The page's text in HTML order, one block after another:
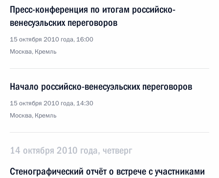
Пресс-конференция по итогам российско-
венесуэльских переговоров
15 октября 2010 года, 16:00
Москва, Кремль
Начало российско-венесуэльских переговоров
15 октября 2010 года, 14:30
Москва, Кремль
14 октября 2010 года, четверг
Стенографический отчёт о встрече с участниками